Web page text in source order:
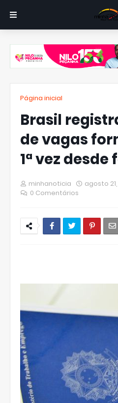
Página inicial
Brasil
de vagas
1ª vez
minhanoticia
agosto
0 Comentários